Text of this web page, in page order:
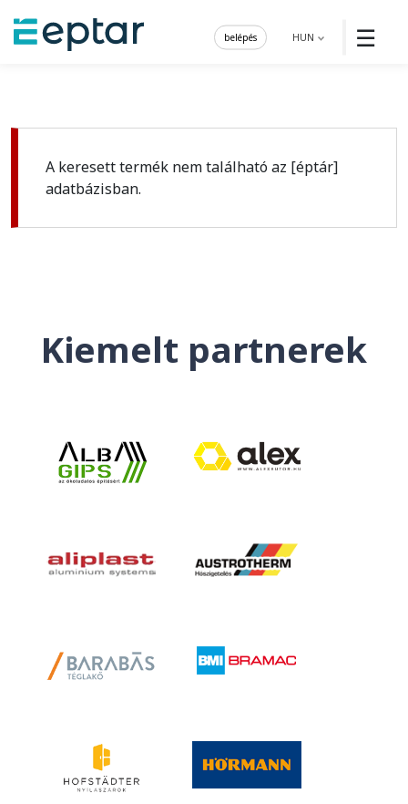
☰
HUN
belépés
A keresett termék nem található az [éptár]
adatbázisban.
Kiemelt partnerek